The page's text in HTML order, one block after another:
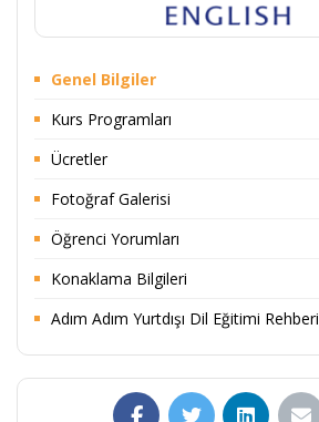
Genel Bilgiler
Kurs Programları
Ücretler
Fotoğraf Galerisi
Öğrenci Yorumları
Konaklama Bilgileri
Adım Adım Yurtdışı Dil Eğitimi Rehberi